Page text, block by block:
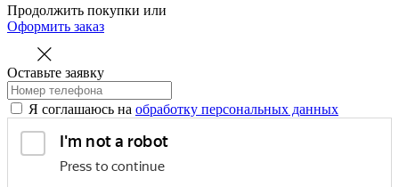
Продолжить покупки или
Оформить заказ
Оставьте заявку
Я соглашаюсь на обработку персональных данных